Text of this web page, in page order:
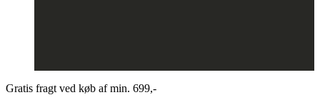
Gratis fragt ved køb af min. 699,-